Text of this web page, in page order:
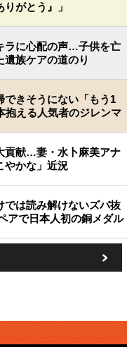
がとう』」
ラに心配の声…子供を亡
遺族ケアの道のり
できそうにない「もう1
える人気者のジレンマ
貢献…妻・水卜麻美アナ
やかな」近況
は読み解けないズバ抜
アで日本人初の銅メダル